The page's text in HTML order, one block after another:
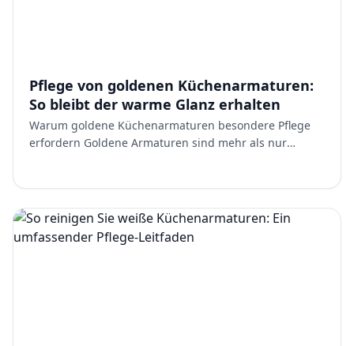
Pflege von goldenen Küchenarmaturen:
So bleibt der warme Glanz erhalten
Warum goldene Küchenarmaturen besondere Pflege
erfordern Goldene Armaturen sind mehr als nur